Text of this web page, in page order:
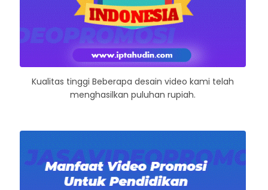
Kualitas tinggi Beberapa desain video kami telah
menghasilkan puluhan rupiah.